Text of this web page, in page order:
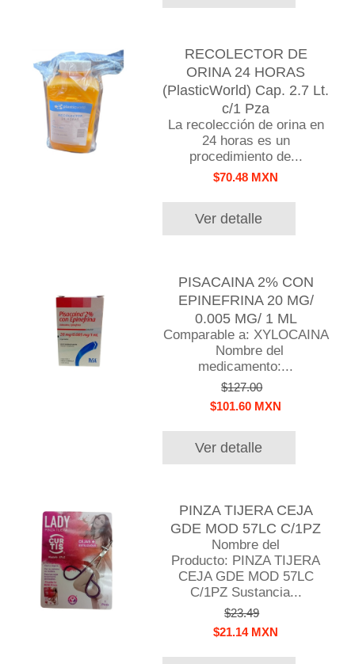
RECOLECTOR DE
ORINA 24 HORAS
(PlasticWorld) Cap. 2.7 Lt.
c/1 Pza
La recolección de orina en
24 horas es un
procedimiento de...
$70.48 MXN
Ver detalle
PISACAINA 2% CON
EPINEFRINA 20 MG/
0.005 MG/ 1 ML
Comparable a: XYLOCAINA
Nombre del
medicamento:...
$127.00
$101.60 MXN
Ver detalle
PINZA TIJERA CEJA
GDE MOD 57LC C/1PZ
Nombre del
Producto: PINZA TIJERA
CEJA GDE MOD 57LC
C/1PZ Sustancia...
$23.49
$21.14 MXN